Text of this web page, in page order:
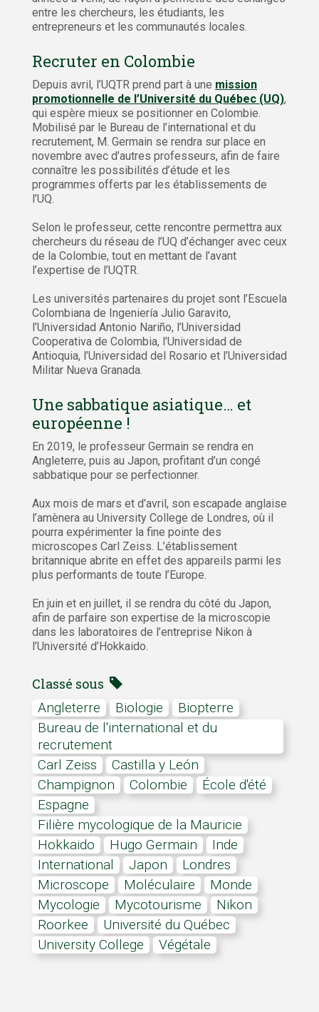
entre les chercheurs, les étudiants, les
entrepreneurs et les communautés locales.
Recruter en Colombie
Depuis avril, l’UQTR prend part à une mission
promotionnelle de l’Université du Québec (UQ),
qui espère mieux se positionner en Colombie.
Mobilisé par le Bureau de l’international et du
recrutement, M. Germain se rendra sur place en
novembre avec d’autres professeurs, afin de faire
connaître les possibilités d’étude et les
programmes offerts par les établissements de
l’UQ.
Selon le professeur, cette rencontre permettra aux
chercheurs du réseau de l’UQ d’échanger avec ceux
de la Colombie, tout en mettant de l’avant
l’expertise de l’UQTR.
Les universités partenaires du projet sont l’Escuela
Colombiana de Ingeniería Julio Garavito,
l’Universidad Antonio Nariño, l’Universidad
Cooperativa de Colombia, l’Universidad de
Antioquia, l’Universidad del Rosario et l’Universidad
Militar Nueva Granada.
Une sabbatique asiatique… et
européenne !
En 2019, le professeur Germain se rendra en
Angleterre, puis au Japon, profitant d’un congé
sabbatique pour se perfectionner.
Aux mois de mars et d’avril, son escapade anglaise
l’amènera au University College de Londres, où il
pourra expérimenter la fine pointe des
microscopes Carl Zeiss. L’établissement
britannique abrite en effet des appareils parmi les
plus performants de toute l’Europe.
En juin et en juillet, il se rendra du côté du Japon,
afin de parfaire son expertise de la microscopie
dans les laboratoires de l’entreprise Nikon à
l’Université d’Hokkaido.
Classé sous
Angleterre Biologie
Biopterre
Bureau de l'international et du
recrutement
Carl Zeiss
Castilla y León
champignon
Colombie
école d'été
Espagne
Filière mycologique de la Mauricie
Hokkaido
Hugo Germain
Inde
International
Japon
Londres
microscope
moléculaire
monde
mycologie
mycotourisme
Nikon
Roorkee
Université du Québec
University College
végétale